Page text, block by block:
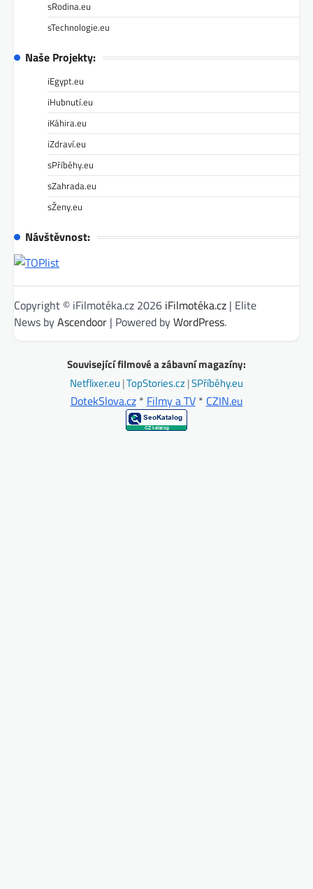
sRodina.eu
sTechnologie.eu
Naše Projekty:
iEgypt.eu
iHubnutí.eu
iKáhira.eu
iZdraví.eu
sPříběhy.eu
sZahrada.eu
sŽeny.eu
Návštěvnost:
Copyright © iFilmotéka.cz 2026 iFilmotéka.cz | Elite
News byAscendoor | Powered byWordPress.
Související filmové a zábavní magazíny:
Netflixer.eu |TopStories.cz|SPříběhy.eu
DotekSlova.cz* Filmy a TV* CZIN.eu